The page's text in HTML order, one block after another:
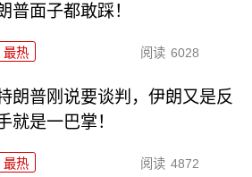
普面子都敢踩！
最热 阅读 6028
朗普刚说要谈判，伊朗又是反
就是一巴掌！
最热 阅读 4872